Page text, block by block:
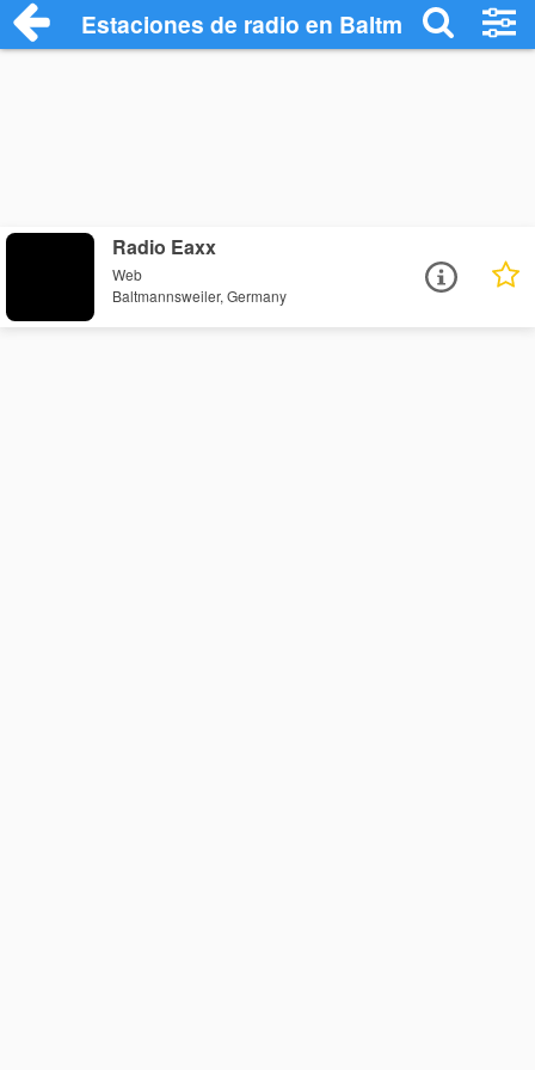
Estaciones de radio en Baltmannsweiler
Radio Eaxx
Web
Baltmannsweiler, Germany